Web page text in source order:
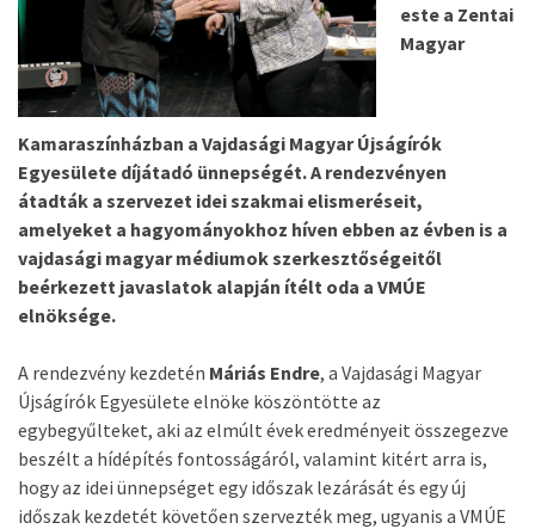
este a Zentai
Magyar
Kamaraszínházban a Vajdasági Magyar Újságírók
Egyesülete díjátadó ünnepségét. A rendezvényen
átadták a szervezet idei szakmai elismeréseit,
amelyeket a hagyományokhoz híven ebben az évben is a
vajdasági magyar médiumok szerkesztőségeitől
beérkezett javaslatok alapján ítélt oda a VMÚE
elnöksége.
A rendezvény kezdetén Máriás Endre, a Vajdasági Magyar
Újságírók Egyesülete elnöke köszöntötte az
egybegyűlteket, aki az elmúlt évek eredményeit összegezve
beszélt a hídépítés fontosságáról, valamint kitért arra is,
hogy az idei ünnepséget egy időszak lezárását és egy új
időszak kezdetét követően szervezték meg, ugyanis a VMÚE